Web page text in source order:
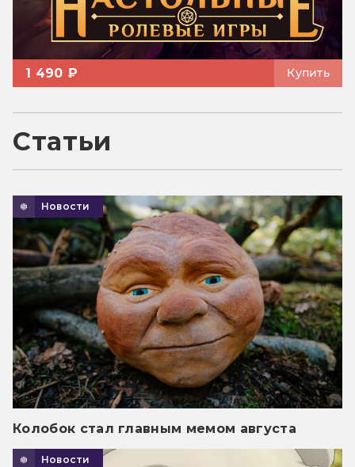
1 490 ₽ Купить
Статьи
Новости
Колобок стал главным мемом августа
Новости